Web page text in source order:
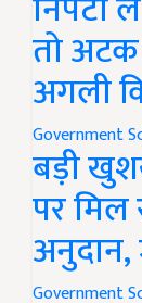
तो अटक
अगली
Government
बड़ी
पर मिल
अनुदान,
Government